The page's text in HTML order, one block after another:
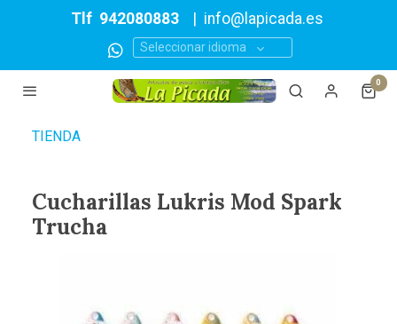
Tlf 942080883 info@lapicada.es
Seleccionar idioma
0
TIENDA
Cucharillas Lukris Mod Spark
Trucha